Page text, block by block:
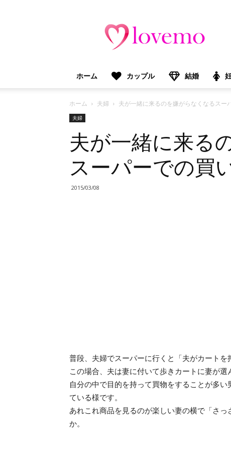
モ）：
プ
マ
け
情
メ
ィ
ホーム カップル 結婚
ホーム 夫婦 夫が一緒に来るのを嫌がらなくなるスー
夫婦
夫が一緒に来る
スーパーでの買
2015/03/08
普段、夫婦でスーパーに行くと「夫がカートを
この場合、夫は妻に付いて歩きカートに妻が選
自分の中で目的を持って買物をすることが多
ている様です。
あれこれ商品を見るのが楽しい妻の横で「さ
か。